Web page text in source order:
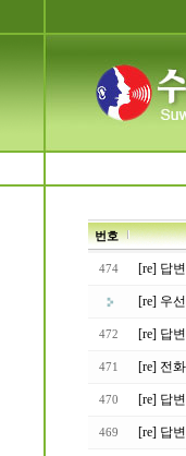
번호
474 [re] 답
[re] 우
472 [re] 답
471 [re] 전
470 [re] 답
469 [re] 답